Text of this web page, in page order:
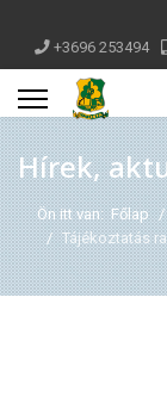
+3696 253494
Hírek,
Ön itt van:Főlap
Tájékoztatás